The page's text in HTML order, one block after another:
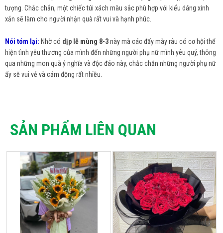
tượng. Chắc chắn, một chiếc túi xách màu sắc phù hợp với kiểu dáng xinh
xắn sẽ làm cho người nhận quà rất vui và hạnh phúc.
Nói tóm lại: Nhờ có dịp lễ mùng 8-3này mà các đấy mày râu có cơ hội thể
hiện tình yêu thương của mình đến những người phụ nữ mình yêu quý, thông
qua những mon quà ý nghĩa và độc đáo này, chắc chắn những người phụ nữ
ấy sẽ vui vẻ và cảm động rất nhiều.
SẢN PHẨM LIÊN QUAN